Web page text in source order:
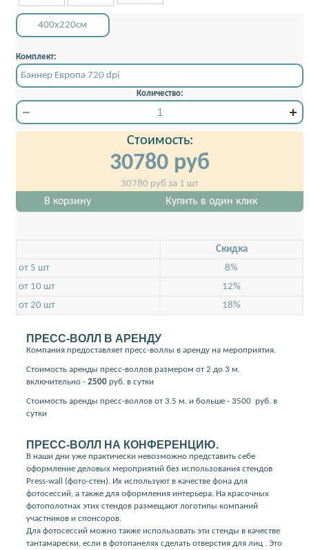
400x220см
Комплект:
Баннер Европа 720 dpi
Количество:
Стоимость:
30780 руб
30780 руб за 1 шт
В корзину Купить в один клик
Скидкa
от 5 шт
8%
от 10 шт
12%
от 20 шт
18%
ПРЕСС-ВОЛЛ В АРЕНДУ
Компания предоставляет пресс-воллы в аренду на мероприятия.
Стоимость аренды пресс-воллов размером от 2 до 3 м.
включительно - 2500 руб. в сутки
Стоимость аренды пресс-воллов от 3.5 м. и больше - 3500 руб. в
сутки
ПРЕСС-ВОЛЛ НА КОНФЕРЕНЦИЮ.
В наши дни уже практически невозможно представить себе
оформление деловых мероприятий без использования стендов
Press-wall (фото-стен). Их используют в качестве фона для
фотосессий, а также для оформления интерьера. На красочных
фотополотнах этих стендов размещают логотипы компаний
участников и спонсоров.
Для фотосессий можно также использовать эти стенды в качестве
тантамарески, если в фотопанелях сделать отверстия для лиц . Это